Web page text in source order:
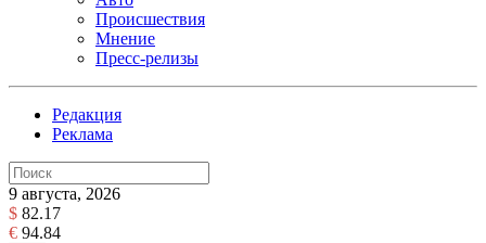
Происшествия
Мнение
Пресс-релизы
Редакция
Реклама
9 августа, 2026
$ 82.17
€ 94.84